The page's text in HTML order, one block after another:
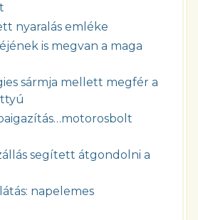
nyaralás emléke
is megvan a maga
sármja mellett megfér a
segített átgondolni a
napelemes